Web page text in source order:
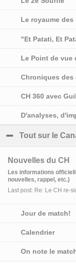
Le royaume
"Et Patati, Et
Le Point de vue
Chroniques des
CH 360 avec
D'analyses,
Tout sur le
Nouvelles du CH
Les informations
nouvelles, rappel, etc.)
Last post: Re: Le CH re-
Jour de match!
Calendrier
On note le